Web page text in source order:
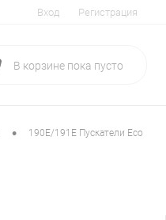
Вход Регистрация
В корзине пока пусто
• 190E/191E Пускатели Eco